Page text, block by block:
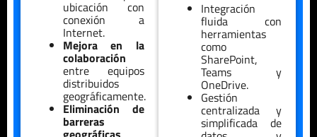
ubicación con
conexión a
Internet.
Mejora en la
colaboración
entre equipos
distribuidos
geográficamente.
Eliminación de
barreras
Integración
fluida con
herramientas
como
SharePoint,
Teams y
OneDrive.
Gestión
centralizada y
simplificada de